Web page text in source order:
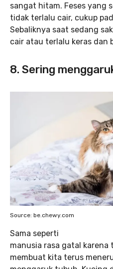
sangat hitam. Feses yang
tidak terlalu cair, cukup
Sebaliknya saat sedang
cair atau terlalu keras dan
8. Sering
Source: be.chewy.com
Sama seperti
manusia rasa gatal
membuat kita terus